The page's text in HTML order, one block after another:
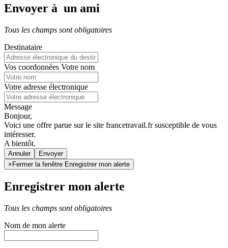
Envoyer à un ami
Tous les champs sont obligatoires
Destinataire
Vos coordonnées Votre nom
Votre adresse électronique
Message
Bonjour,
Voici une offre parue sur le site francetravail.fr susceptible de vous
intéresser.
A bientôt.
Annuler
× Fermer la fenêtre Enregistrer mon alerte
Enregistrer mon alerte
Tous les champs sont obligatoires
Nom de mon alerte